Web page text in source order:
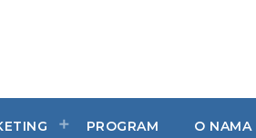
PROGRAM O NAMA